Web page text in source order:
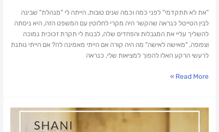
"את לא תתקדמי" לפני כמה וכמה שנים טובות, הייתה לי "מנהלת" שבינה
לבין הטייטל כנראה שהקשר היה מקרי לחלוטין עם המשפט הזה, היא ניסתה
להשליך עליי את המגבלות והפחדים שלה, לבנות לי תקרת זכוכית נמוכה
וצפופה, "מאישה לאישה" מה היה קורה אם הייתי מאמינה לה? אם הייתי נותנת
לרעשי הרקע האלו להפוך למציאות שלי, כנראה
קול
אנושי
ו-
AI
Read More »
חדשנות